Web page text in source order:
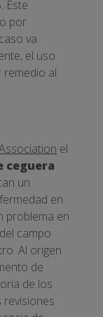
Este
por
va
el uso
remedio al
el
ceguera
un
en
problema en
campo
Al origen
de
de los
revisiones